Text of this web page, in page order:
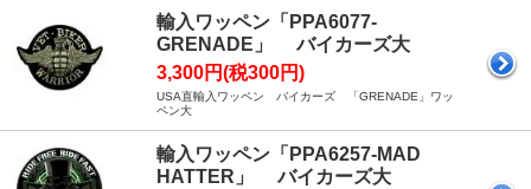
輸入ワッペン「PPA6077-
GRENADE」 バイカーズ大
3,300円(税300円)
USA直輸入ワッペン バイカーズ 「GRENADE」ワッ
ペン大
輸入ワッペン「PPA6257-MAD
HATTER」 バイカーズ大